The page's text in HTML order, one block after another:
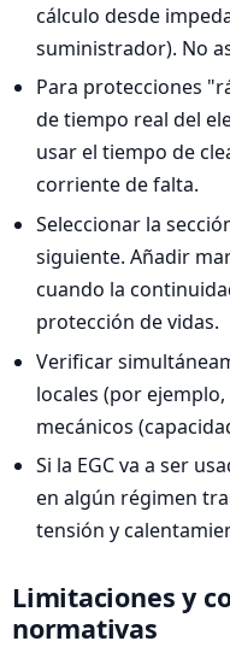
cálculo desde
suministrador). No
Para protecciones
de tiempo real del
usar el tiempo de
corriente de falta.
Seleccionar la
siguiente. Añadir
cuando la
protección de vidas.
Verificar
locales (por ejemplo,
mecánicos
Si la EGC va a ser
en algún régimen
tensión y
Limitaciones y
normativas